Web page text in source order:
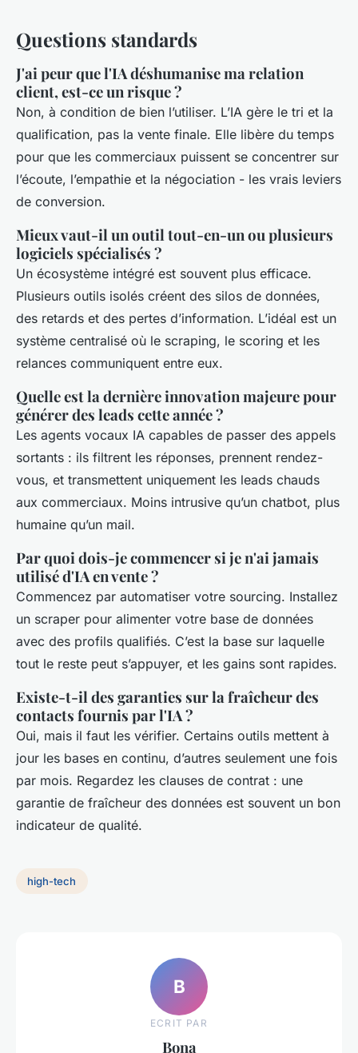
Questions standards
J'ai peur que l'IA déshumanise ma relation
client, est-ce un risque ?
Non, à condition de bien l’utiliser. L’IA gère le tri et la
qualification, pas la vente finale. Elle libère du temps
pour que les commerciaux puissent se concentrer sur
l’écoute, l’empathie et la négociation - les vrais leviers
de conversion.
Mieux vaut-il un outil tout-en-un ou plusieurs
logiciels spécialisés ?
Un écosystème intégré est souvent plus efficace.
Plusieurs outils isolés créent des silos de données,
des retards et des pertes d’information. L’idéal est un
système centralisé où le scraping, le scoring et les
relances communiquent entre eux.
Quelle est la dernière innovation majeure pour
générer des leads cette année ?
Les agents vocaux IA capables de passer des appels
sortants : ils filtrent les réponses, prennent rendez-
vous, et transmettent uniquement les leads chauds
aux commerciaux. Moins intrusive qu’un chatbot, plus
humaine qu’un mail.
Par quoi dois-je commencer si je n'ai jamais
utilisé d'IA en vente ?
Commencez par automatiser votre sourcing. Installez
un scraper pour alimenter votre base de données
avec des profils qualifiés. C’est la base sur laquelle
tout le reste peut s’appuyer, et les gains sont rapides.
Existe-t-il des garanties sur la fraîcheur des
contacts fournis par l'IA ?
Oui, mais il faut les vérifier. Certains outils mettent à
jour les bases en continu, d’autres seulement une fois
par mois. Regardez les clauses de contrat : une
garantie de fraîcheur des données est souvent un bon
indicateur de qualité.
high-tech
B
ECRIT PAR
Bona